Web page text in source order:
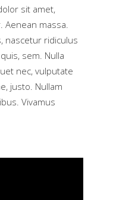
sit amet,
Aenean massa.
nascetur ridiculus
sem. Nulla
nec, vulputate
justo. Nullam
Vivamus